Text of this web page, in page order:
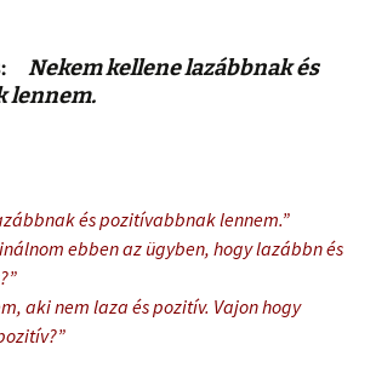
Nekem kellene lazábbnak és
lennem.
és pozitívabbnak lennem.”
ebben az ügyben, hogy lazábbn és
aki nem laza és pozitív. Vajon hogy